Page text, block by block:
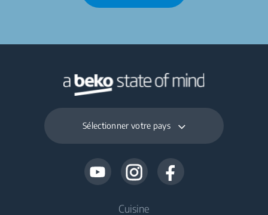
Sélectionner votre pays
Cuisine